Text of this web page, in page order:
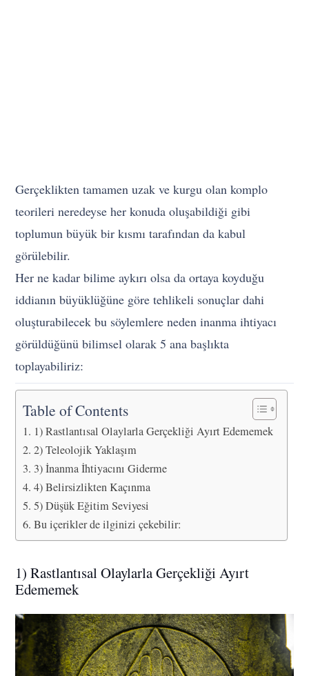
Gerçeklikten tamamen uzak ve kurgu olan komplo
teorileri neredeyse her konuda oluşabildiği gibi
toplumun büyük bir kısmı tarafından da kabul
görülebilir.
Her ne kadar bilime aykırı olsa da ortaya koyduğu
iddianın büyüklüğüne göre tehlikeli sonuçlar dahi
oluşturabilecek bu söylemlere neden inanma ihtiyacı
görüldüğünü bilimsel olarak 5 ana başlıkta
toplayabiliriz:
Table of Contents
1) Rastlantısal Olaylarla Gerçekliği Ayırt Edememek
2) Teleolojik Yaklaşım
3) İnanma İhtiyacını Giderme
4) Belirsizlikten Kaçınma
5) Düşük Eğitim Seviyesi
Bu içerikler de ilginizi çekebilir:
1) Rastlantısal Olaylarla Gerçekliği Ayırt
Edememek